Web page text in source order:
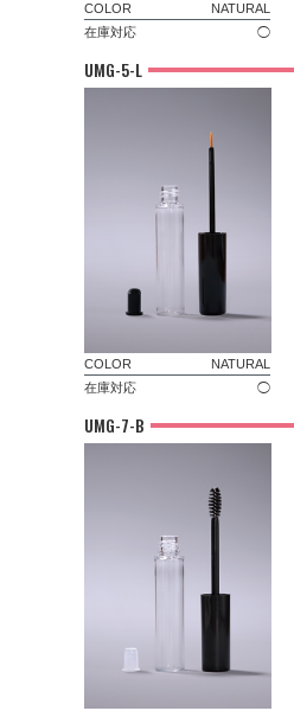
COLOR
NATURAL
在庫対応
◯
UMG-5-L
COLOR
NATURAL
在庫対応
◯
UMG-7-B